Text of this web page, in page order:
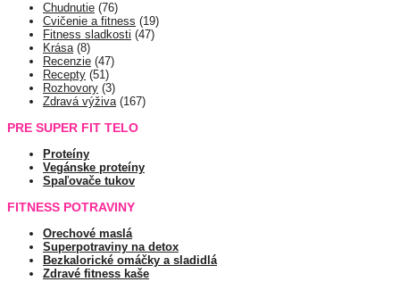
Chudnutie (76)
Cvičenie a fitness (19)
Fitness sladkosti (47)
Krása(8)
Recenzie (47)
Recepty (51)
Rozhovory (3)
Zdravá výživa(167)
PRE SUPER FIT TELO
Proteíny
Vegánske proteíny
Spaľovače tukov
FITNESS POTRAVINY
Orechové maslá
Superpotraviny na detox
Bezkalorické omáčky a sladidlá
Zdravé fitness kaše